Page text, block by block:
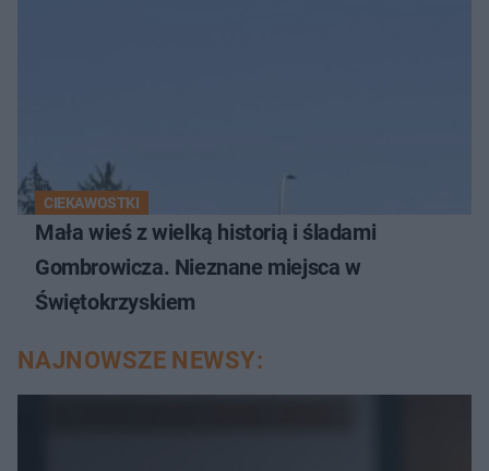
CIEKAWOSTKI
Mała wieś z wielką historią i śladami
Gombrowicza. Nieznane miejsca w
Świętokrzyskiem
NAJNOWSZE NEWSY: